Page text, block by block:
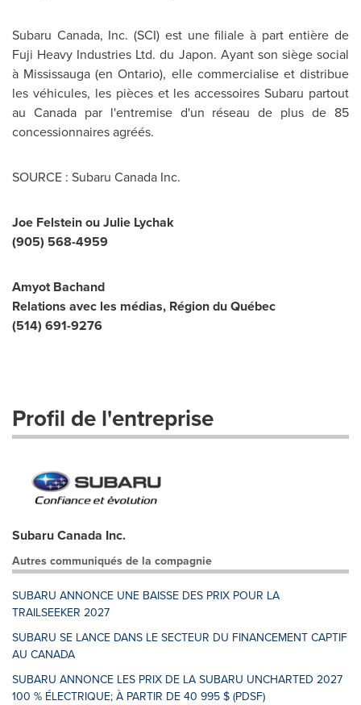
Subaru Canada, Inc. (SCI) est une filiale à part entière de
Fuji Heavy Industries Ltd. du Japon. Ayant son siège social
à Mississauga (en Ontario), elle commercialise et distribue
les véhicules, les pièces et les accessoires Subaru partout
au Canadapar l'entremise d'un réseau de plus de 85
concessionnaires agréés.
SOURCE : Subaru Canada Inc.
Joe Felstein ou Julie Lychak
(905) 568-4959
Amyot Bachand
Relations avec les médias, Région du Québec
(514) 691-9276
Profil de l'entreprise
Subaru Canada Inc.
Autres communiqués de la compagnie
SUBARU ANNONCE UNE BAISSE DES PRIX POUR LA
TRAILSEEKER 2027
SUBARU SE LANCE DANS LE SECTEUR DU FINANCEMENT CAPTIF
AU CANADA
SUBARU ANNONCE LES PRIX DE LA SUBARU UNCHARTED 2027
100 % ÉLECTRIQUE; À PARTIR DE 40 995 $ (PDSF)